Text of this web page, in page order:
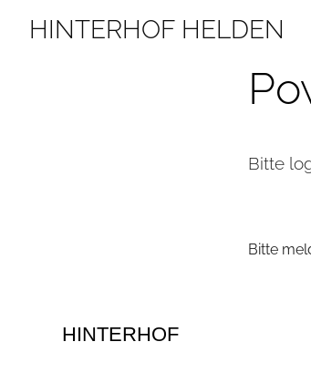
InhaltHINTERHOF HELDEN
modern
Bitte
Bitte
HINTERHOF